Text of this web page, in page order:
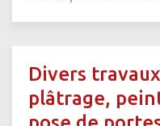
Divers
plâtrage,